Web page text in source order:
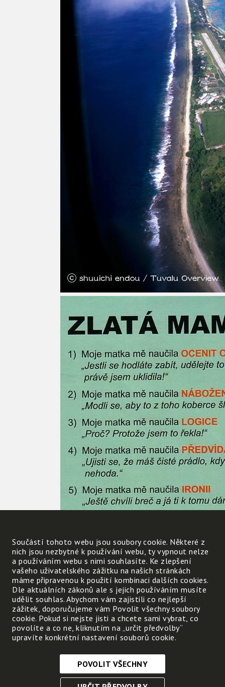
Součástí tohoto webu jsou soubory cookie. Některé z
nich jsou nezbytné k používání webu, ty vypnout nelze
a používáním webu s nimi souhlasíte. Ke zlepšení
vašeho uživatelského zážitku na našich stránkách
máme připravenou k použití kombinaci dalších cookies.
Dle aktuálních zákonů ale s jejich používáním musíte
udělit souhlas. Abychom vám zajistili co nejlepší
zážitek, doporučujeme vám Povolit všechny soubory
cookie. Pokud si nejste jisti a chcete sami vybrat, co
povolíte a co ne, kliknutím na „určit předvolby“
upravíte konkrétní nastavení souborů cookie.
Nezbytně nutné cookies
POVOLIT VŠECHNY